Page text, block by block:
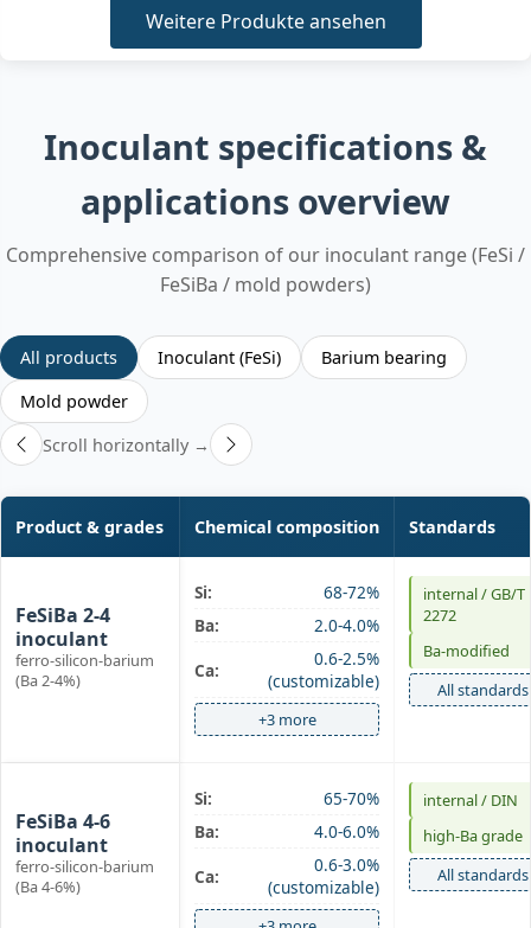
Weitere Produkte ansehen
Inoculant specifications &
applications overview
Comprehensive comparison of our inoculant range (FeSi /
FeSiBa / mold powders)
All products Inoculant (FeSi)
Barium bearing
Mold powder
Scroll horizontally →
Product & grades Chemical composition Standards
FeSiBa 2-4
inoculant
ferro-silicon-barium
(Ba 2-4%)
Si:
68-72%
Ba:
2.0-4.0%
Ca:
0.6-2.5%
(customizable)
+3 more
internal / GB/T
2272
Ba-modified
All standards
FeSiBa 4-6
inoculant
ferro-silicon-barium
(Ba 4-6%)
Si:
65-70%
Ba:
4.0-6.0%
Ca:
0.6-3.0%
(customizable)
internal / DIN
high‑Ba grade
All standards